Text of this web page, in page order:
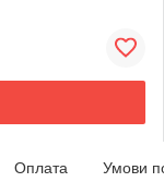
Оплата Умови